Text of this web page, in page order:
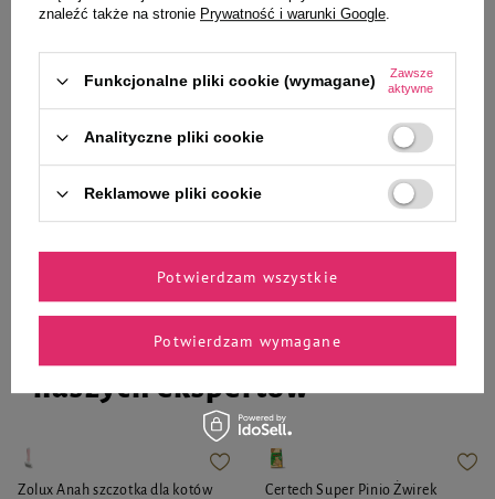
4,99 zł 26,97 zł / kg
- +
Do koszyka
12,35 zł 15,44 zł / kg
Do koszyka
Zaufane i polecane przez
naszych ekspertów
Zolux Anah szczotka dla kotów
Certech Super Pinio Żwirek
znaleźć także na stronie Prywatność i warunki Google.
Funkcjonalne pliki cookie (wymagane)
Zawsze
aktywne
Analityczne pliki cookie
Reklamowe pliki cookie
Potwierdzam wymagane
Potwierdzam wszystkie